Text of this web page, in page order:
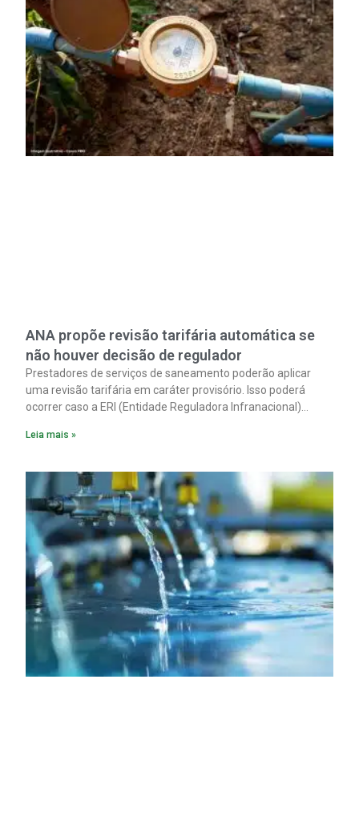
ANA propõe revisão tarifária automática se
não houver decisão de regulador
Prestadores de serviços de saneamento poderão aplicar
uma revisão tarifária em caráter provisório. Isso poderá
ocorrer caso a ERI (Entidade Reguladora Infranacional)
de reequilíbrio econômico-financeiro decorrente de
Leia mais »